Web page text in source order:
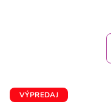
VÝPREDAJ